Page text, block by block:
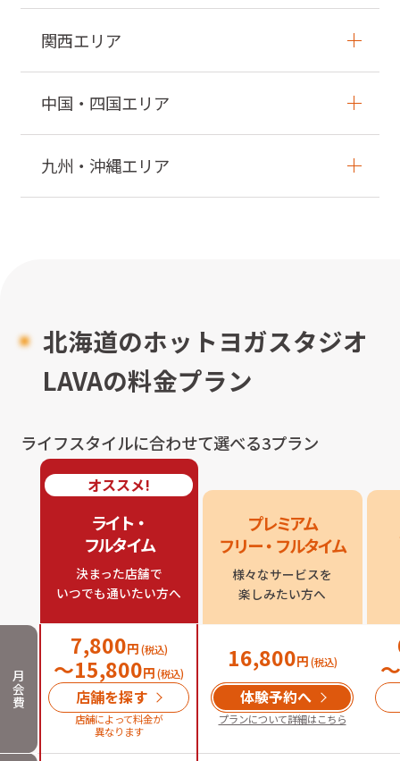
関西エリア
中国・四国エリア
九州・沖縄エリア
北海道のホットヨガスタジオ
LAVAの料金プラン
ライフスタイルに合わせて選べる3プラン
オススメ!
ライト・
フルタイム
決まった店舗で
いつでも通いたい方へ
プレミアム
フリー・フルタイム
様々なサービスを
楽しみたい方へ
月
会
費
7,800円(税込)
〜15,800円(税込)
店舗を探す
店舗によって料金が
異なります
16,800円(税込)
体験予約へ
プランについて詳細はこちら
〜